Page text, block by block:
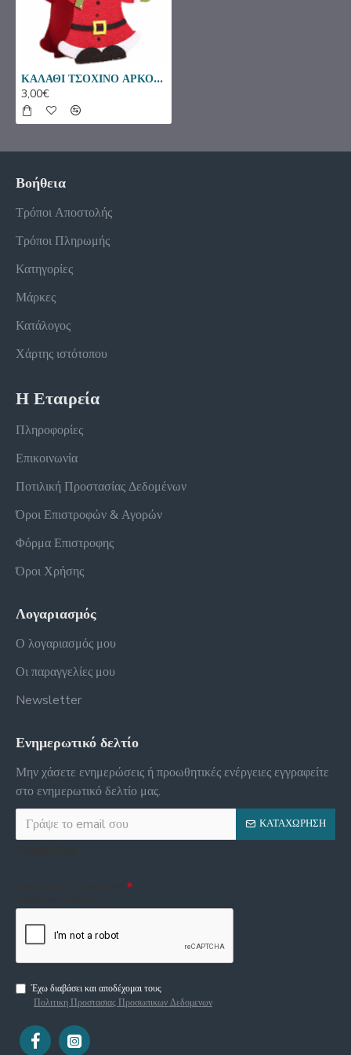
ΚΑΛΑΘΙ ΤΣΟΧΙΝΟ ΑΡΚΟΥΔΟΣ ΜΕ ΣΚΟΥΦΟ 16Χ15Χ6ΕΚ. 93-3818
3,00€
Βοήθεια
Τρόποι Αποστολής
Τρόποι Πληρωμής
Κατηγορίες
Μάρκες
Κατάλογος
Χάρτης ιστότοπου
Η Εταιρεία
Πληροφορίες
Επικοινωνία
Ποτιλική Προστασίας Δεδομένων
Όροι Επιστροφών & Αγορών
Φόρμα Επιστροφης
Όροι Χρήσης
Λογαριασμός
Ο λογαριασμός μου
Οι παραγγελίες μου
Newsletter
Ενημερωτικό δελτίο
Μην χάσετε ενημερώσεις ή προωθητικές ενέργειες εγγραφείτε
στο ενημερωτικό δελτίο μας.
ΚΑΤΑΧΏΡΗΣΗ
Έχω διαβάσει και αποδέχομαι τους
Πολιτικη Προστασιας Προσωπικων Δεδομενων